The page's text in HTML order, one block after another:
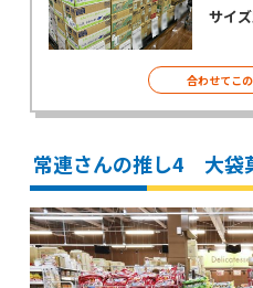
サイ
合わせてこ
常連さんの推し4 大袋